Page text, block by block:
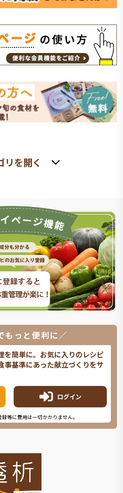
リを開く
もっと便利に／
を簡単に。お気に入りのレシピ
事基準にあった献立づくりをサ
ログイン
等に費用は一切かかりません。